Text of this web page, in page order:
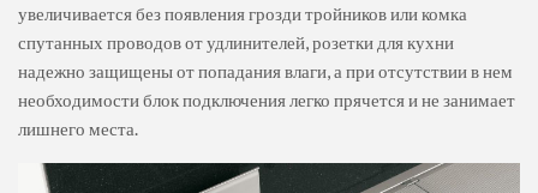
увеличивается без появления грозди тройников или комка
спутанных проводов от удлинителей, розетки для кухни
надежно защищены от попадания влаги, а при отсутствии в нем
необходимости блок подключения легко прячется и не занимает
лишнего места.